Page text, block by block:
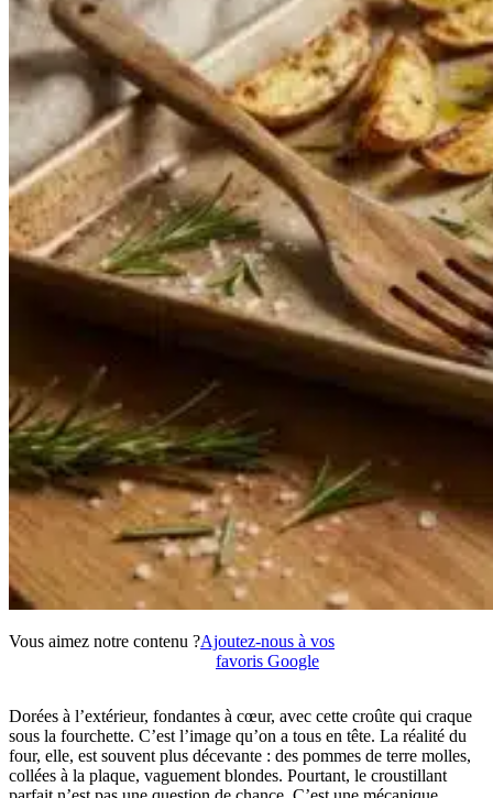
Vous aimez notre contenu ?Ajoutez-nous à vos
favoris Google
Dorées à l’extérieur, fondantes à cœur, avec cette croûte qui craque
sous la fourchette. C’est l’image qu’on a tous en tête. La réalité du
four, elle, est souvent plus décevante : des pommes de terre molles,
collées à la plaque, vaguement blondes. Pourtant, le croustillant